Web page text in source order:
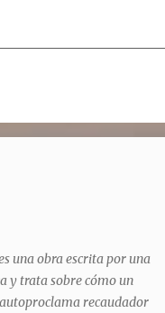
una obra escrita por una
y trata sobre cómo un
recaudador